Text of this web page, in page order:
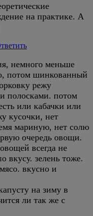
на практике. А
немного меньше
потом шинкованный
режу
полосками. потом
или кабачки или
кусочки, нет
мариную, нет солю
очередь овощи.
всегда не
вкусу. зелень тоже.
вкусно и
на зиму в
ли так же с